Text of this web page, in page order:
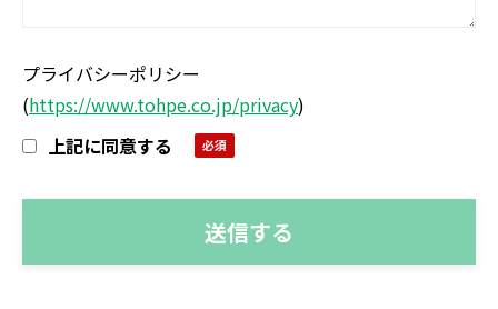
プライバシーポリシー
(https://www.tohpe.co.jp/privacy)
上記に同意する